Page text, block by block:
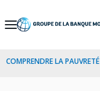
Skip
Navigation
COMPRENDRE LA PAUVRETÉ